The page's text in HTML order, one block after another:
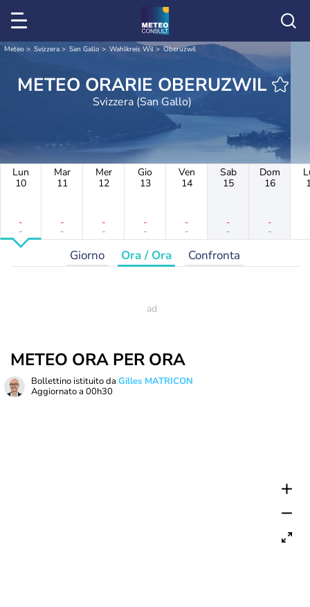
Meteo Svizzera San Gallo Wahlkreis Wil Oberuzwil
METEO ORARIE OBERUZWIL
Svizzera (San Gallo)
Lun
10
-
-
Mar
11
-
-
Mer
12
-
-
Gio
13
-
-
Ven
14
-
-
Sab
15
-
-
Dom
16
-
-
Giorno Ora / Ora Confronta
METEO ORA PER ORA
Bollettino istituito da Gilles MATRICON
Aggiornato a 00h30